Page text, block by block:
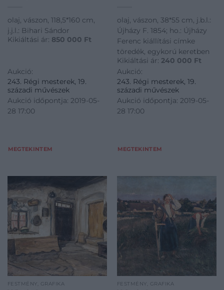
olaj, vászon, 118,5*160 cm,
j.j.l.: Bihari Sándor
Kikiáltási ár: 850 000 Ft
Aukció:
243. Régi mesterek, 19.
századi művészek
Aukció időpontja: 2019-05-
28 17:00
MEGTEKINTEM
olaj, vászon, 38*55 cm, j.b.l.:
Újházy F. 1854; ho.: Újházy
Ferenc kiállítási címke
töredék, egykorú keretben
Kikiáltási ár: 240 000 Ft
Aukció:
243. Régi mesterek, 19.
századi művészek
Aukció időpontja: 2019-05-
28 17:00
MEGTEKINTEM
FESTMÉNY, GRAFIKA FESTMÉNY, GRAFIKA